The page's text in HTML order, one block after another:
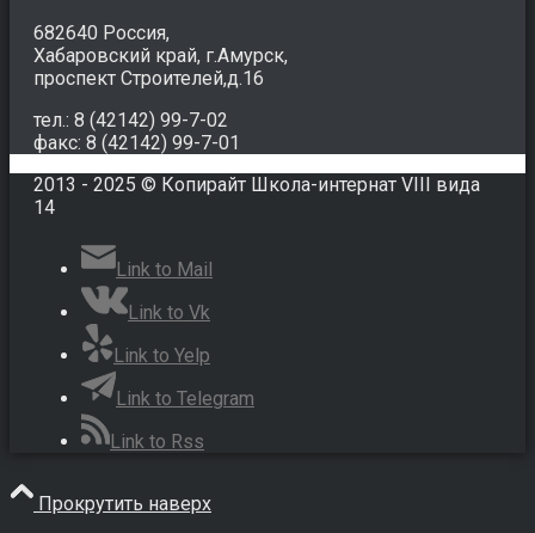
682640 Россия,
Хабаровский край, г.Амурск,
проспект Строителей,д.16
тел.: 8 (42142) 99-7-02
факс: 8 (42142) 99-7-01
2013 - 2025 © Копирайт Школа-интернат VIII вида
14
Link to Mail
Link to Vk
Link to Yelp
Link to Telegram
Link to Rss
Прокрутить наверх